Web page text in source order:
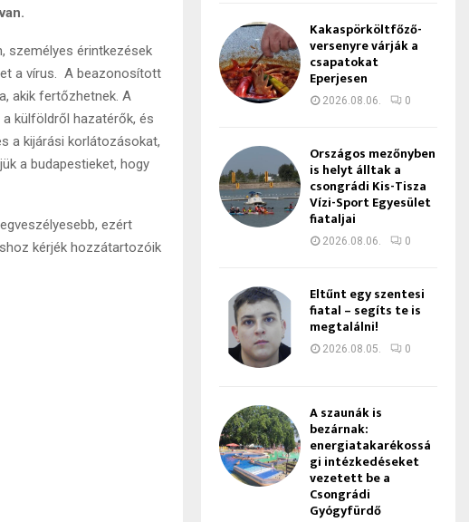
személyes érintkezések
a vírus. A beazonosított
akik fertőzhetnek. A
külföldről hazatérők, és
a kijárási korlátozásokat,
a budapestieket, hogy
ezért
kérjék hozzátartozóik
Kakaspörköltfőző-
versenyre várják a
csapatokat
Eperjesen
2026.08.06. 0
Országos mezőnyben
is helyt álltak a
csongrádi Kis-Tisza
Vízi-Sport Egyesület
fiataljai
2026.08.06. 0
Eltűnt egy szentesi
fiatal – segíts te is
megtalálni!
2026.08.05. 0
A szaunák is
bezárnak:
energiatakarékossá
gi intézkedéseket
vezetett be a
Csongrádi
Gyógyfürdő